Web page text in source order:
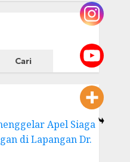
Cari
Apel Siaga
di Lapangan Dr.